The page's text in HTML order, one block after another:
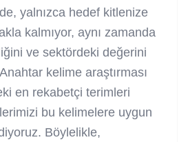
yalnızca hedef kitlenize
kalmıyor, aynı zamanda
ve sektördeki değerini
kelime araştırması
en rekabetçi terimleri
bu kelimelere uygun
Böylelikle,